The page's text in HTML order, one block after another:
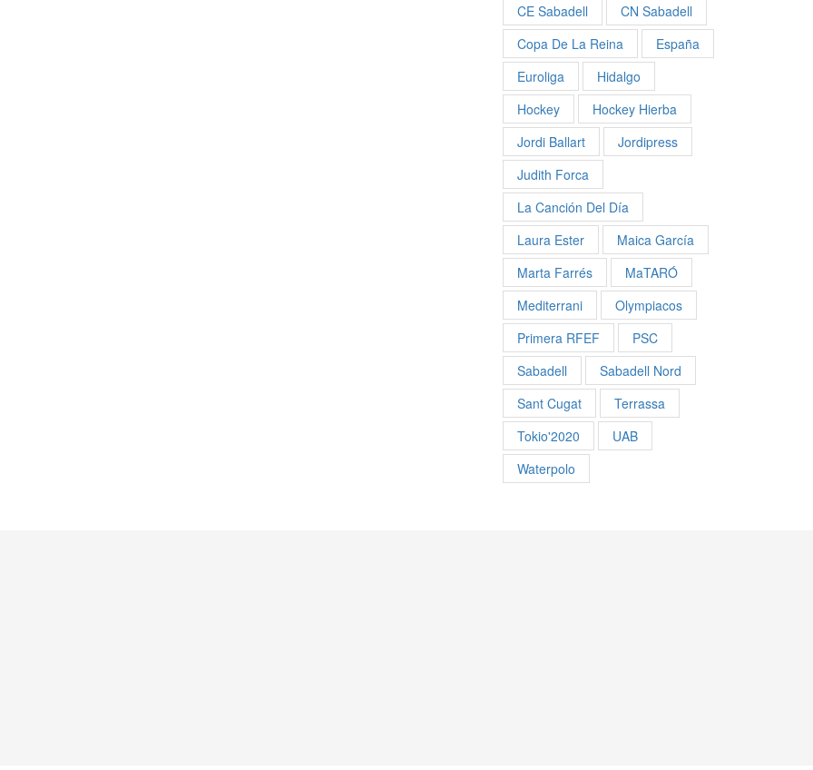
CE Sabadell
CN Sabadell
Copa De La Reina
España
Euroliga
Hidalgo
Hockey
Hockey Hierba
Jordi Ballart
Jordipress
Judith Forca
La Canción Del Día
Laura Ester
Maica García
Marta Farrés
MaTARÓ
Mediterrani
Olympiacos
Primera RFEF
PSC
Sabadell
Sabadell Nord
Sant Cugat
Terrassa
Tokio'2020
UAB
Waterpolo